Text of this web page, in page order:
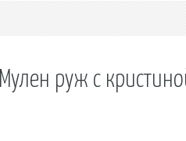
Мулен руж с